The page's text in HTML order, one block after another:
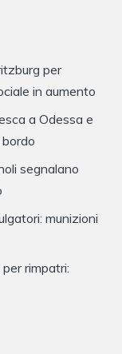
per
in aumento
a Odessa e
segnalano
munizioni
rimpatri: